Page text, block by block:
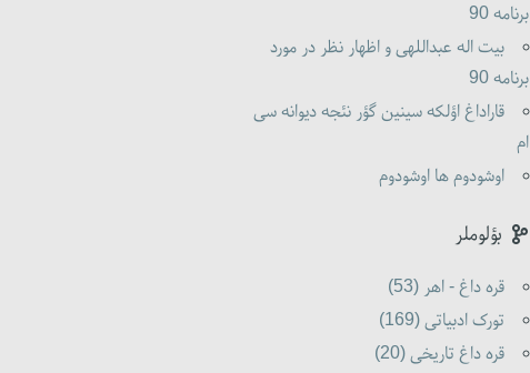
برنامه 90
بیت اله عبداللهی و اظهار نظر در مورد
برنامه 90
قاراداغ اؤلکه سینین گؤر نئجه دیوانه سی
ام
اوشودوم ها اوشودوم
بؤلوملر
قره داغ - اهر (53)
تورک ادبیاتی (169)
قره داغ تاریخی (20)